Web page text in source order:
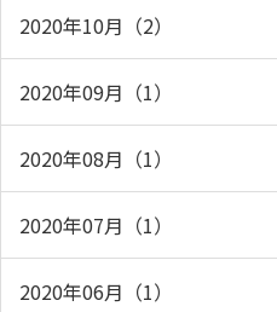
2020年10月（2）
2020年09月（1）
2020年08月（1）
2020年07月（1）
2020年06月（1）